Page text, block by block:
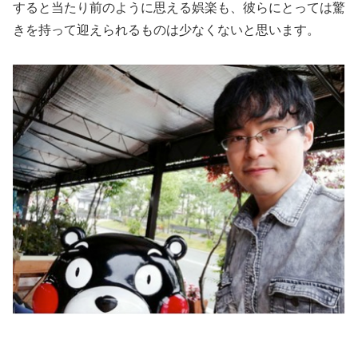
すると当たり前のように思える娯楽も、彼らにとっては驚
きを持って迎えられるものは少なくないと思います。